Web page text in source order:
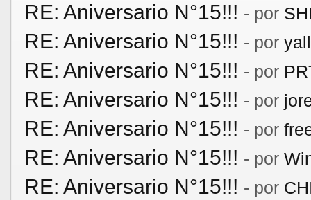
RE: Aniversario N°15!!! - por
RE: Aniversario N°15!!! - por
RE: Aniversario N°15!!! - por
RE: Aniversario N°15!!! - por
RE: Aniversario N°15!!! - por
RE: Aniversario N°15!!! - por
RE: Aniversario N°15!!! - por